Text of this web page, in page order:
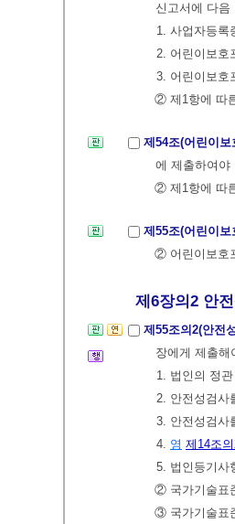
신고서에 다
1. 사업자등록
2. 어린이보호
3. 어린이보호
② 제1항에 따
제54조(어린이
에 제출하여야
② 제1항에 따
제55조(어린이
② 어린이보호
제6장의2 안전
제55조의2(안전
장에게 제출해
1. 법인의 정
2. 안전성검사
3. 안전성검사
4. 영 제14조
5. 법인등기사
② 국가기술표
③ 국가기술표